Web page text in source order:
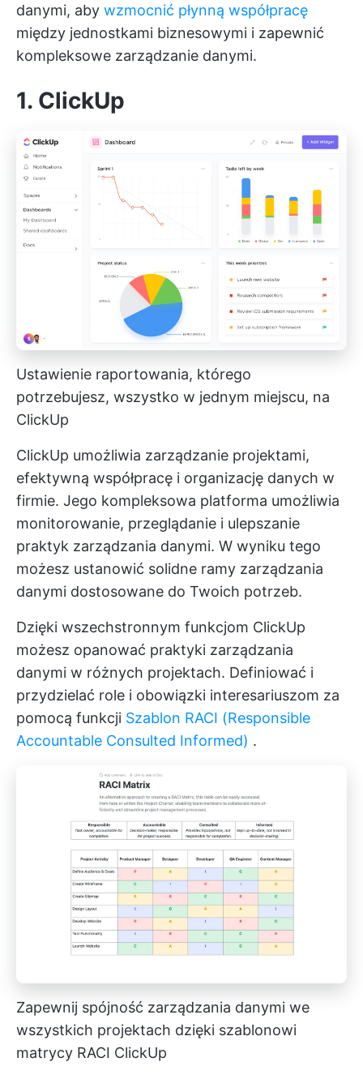
danymi, aby wzmocnić płynną współpracę
między jednostkami biznesowymi i zapewnić
kompleksowe zarządzanie danymi.
1. ClickUp
Ustawienie raportowania, którego
potrzebujesz, wszystko w jednym miejscu, na
ClickUp
ClickUp umożliwia zarządzanie projektami,
efektywną współpracę i organizację danych w
firmie. Jego kompleksowa platforma umożliwia
monitorowanie, przeglądanie i ulepszanie
praktyk zarządzania danymi. W wyniku tego
możesz ustanowić solidne ramy zarządzania
danymi dostosowane do Twoich potrzeb.
Dzięki wszechstronnym funkcjom ClickUp
możesz opanować praktyki zarządzania
danymi w różnych projektach. Definiować i
przydzielać role i obowiązki interesariuszom za
pomocą funkcji Szablon RACI (Responsible
Accountable Consulted Informed) .
Zapewnij spójność zarządzania danymi we
wszystkich projektach dzięki szablonowi
matrycy RACI ClickUp